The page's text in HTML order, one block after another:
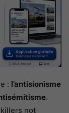
: l’antisionisme
.
not